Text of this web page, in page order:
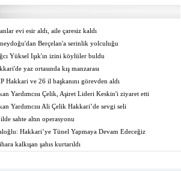
evi esir aldı, aile çaresiz kaldı
Berçelan'a serinlik yolculuğu
Yüksel Işık'ın izini köylüler buldu
yaz ortasında kış manzarası
Hakkari ve 26 il başkanını görevden aldı
Yardımcısı Çelik, Aşiret Lideri Keskin'i ziyaret etti
Yardımcısı Ali Çelik Hakkari’de sevgi seli
sahte altın operasyonu
Hakkari’ye Tünel Yapmaya Devam Edeceğiz
kalkışan şahıs kurtarıldı